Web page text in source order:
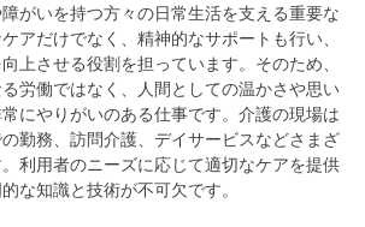
がいを持つ方々の日常生活を支える重要な
アだけでなく、精神的なサポートも行い、
上させる役割を担っています。そのため、
労働ではなく、人間としての温かさや思い
にやりがいのある仕事です。介護の現場は
勤務、訪問介護、デイサービスなどさまざ
利用者のニーズに応じて適切なケアを提供
な知識と技術が不可欠です。